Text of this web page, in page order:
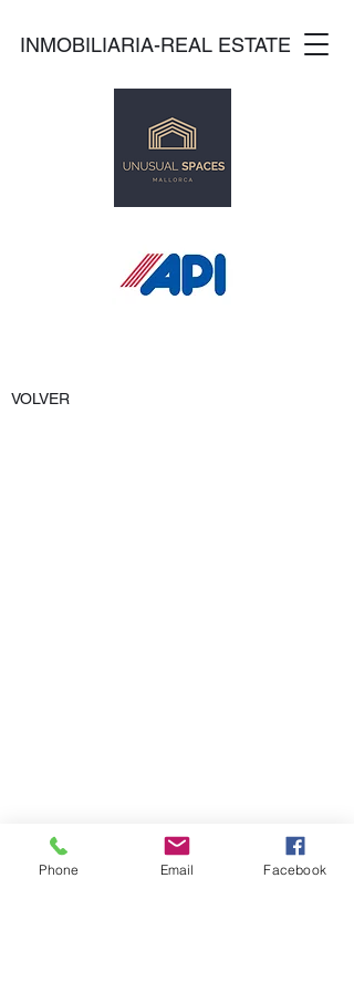
INMOBILIARIA-REAL ESTATE
VOLVER
Phone Email Facebook